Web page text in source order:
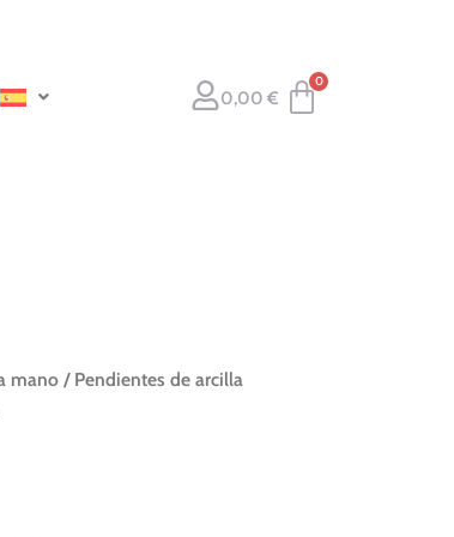
0,00 €
mano / Pendientes de arcilla